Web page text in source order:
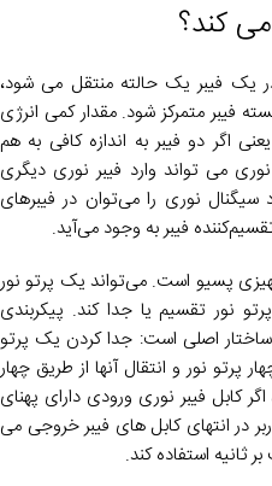
کند؟
یک فیبر یک حالته منتقل می شود،
فیبر متمرکز شود. مقدار کمی انرژی
اگر دو فیبر به اندازه کافی به هم
می تواند وارد فیبر نوری دیگری
نوری را می‌توان در فیبرهای
فیبر به وجود می‌آید.
پسیو است. می‌تواند یک پرتو نور
نور تقسیم یا جدا کند. پیکربندی
است ساختار اصلی است: جدا کردن یک پرتو
پرتو نور و انتقال آنها از طریق چهار
کابل فیبر نوری ورودی دارای پهنای
هر کاربر در انتهای کابل های فیبر خروجی می